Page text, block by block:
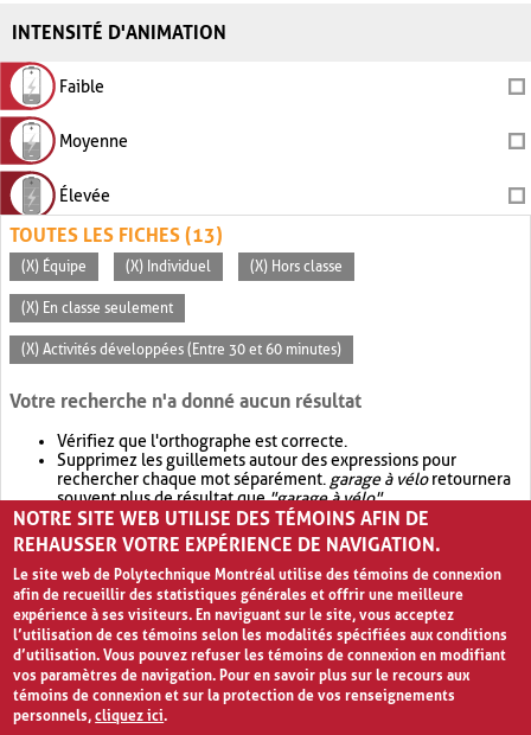
INTENSITÉ D'ANIMATION
Faible
Moyenne
Élevée
TOUTES LES FICHES (13)
(X) Équipe (X) Individuel (X) Hors classe
(X) En classe seulement
(X) Activités développées (Entre 30 et 60 minutes)
Votre recherche n'a donné aucun résultat
Vérifiez que l'orthographe est correcte.
Supprimez les guillemets autour des expressions pour
rechercher chaque mot séparément. garage à véloretournera
souvent plus de résultat que"garage à vélo".
Envisagez d'élargir votre recherche avec OR.garage OR vélo
retournera souvent plus de résultat quegarage à vélo
NOTRE SITE WEB UTILISE DES TÉMOINS AFIN DE
REHAUSSER VOTRE EXPÉRIENCE DE NAVIGATION.
Le site web de Polytechnique Montréal utilise des témoins de connexion
afin de recueillir des statistiques générales et offrir une meilleure
expérience à ses visiteurs. En naviguant sur le site, vous acceptez
l’utilisation de ces témoins selon les modalités spécifiées aux conditions
d’utilisation. Vous pouvez refuser les témoins de connexion en modifiant
vos paramètres de navigation. Pour en savoir plus sur le recours aux
témoins de connexion et sur la protection de vos renseignements
personnels,cliquez ici.